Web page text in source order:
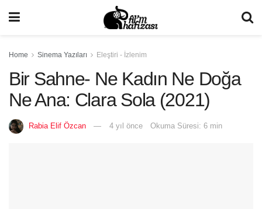
Home Sinema Yazıları Eleştiri - İzlenim
Bir Sahne- Ne Kadın Ne Doğa
Ne Ana: Clara Sola (2021)
Rabia Elif Özcan 4 yıl önce Okuma Süresi: 6 min